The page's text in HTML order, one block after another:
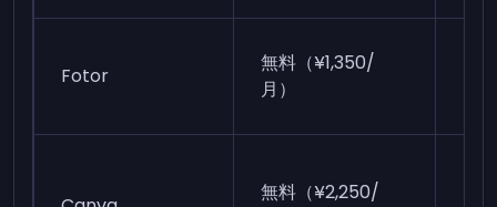
Fotor
無料（¥1,350/
月）
無料（¥2,250/